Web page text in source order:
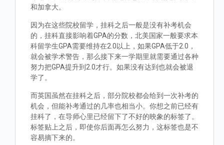
和加拿大。
因为在这些院校留学，挂科之后一般是没有补考机会
的，挂科直接影响着GPA的分数，北美国家一般要求本
科留学生GPA需要维持在2.0以上，如果GPA低于2.0，
就会被学术警告，那么接下来一学期里就需要通过各种
努力把GPA提升到2.0才行。如果没有达到也就会被退
学了。
而英国虽然在挂科之后，部分院校都会给到一次补考的
机会，但能补考通过的几率也相当小。你想之前已经有
挂科了，在导师心里已经留下了不好的映象的标签了。
标签贴上之后，即使你后面再怎么努力，这标签也是不
容易摘下来的。